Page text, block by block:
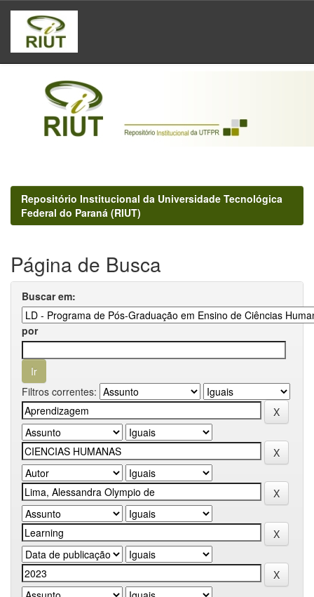
Skip
navigation
Repositório Institucional da Universidade Tecnológica
Federal do Paraná (RIUT)
Página de Busca
Buscar em:
por
Filtros correntes: